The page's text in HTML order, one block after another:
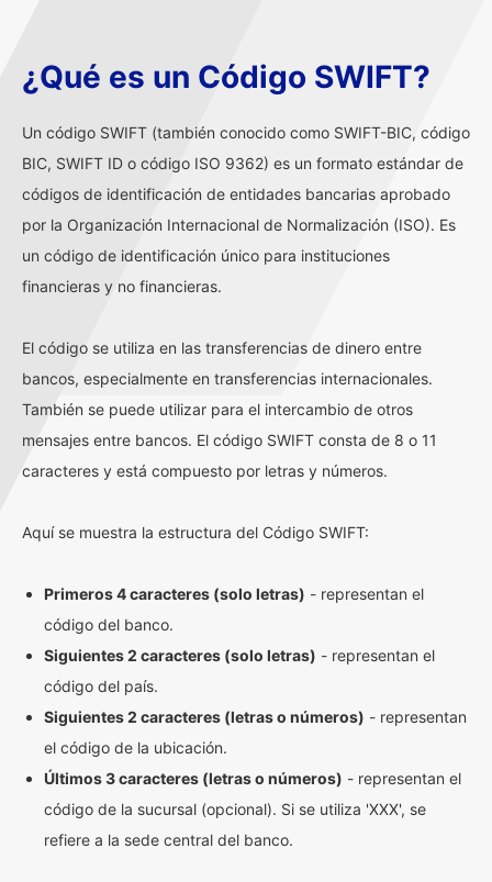
¿Qué es un Código SWIFT?
Un código SWIFT (también conocido como SWIFT-BIC, código
BIC, SWIFT ID o código ISO 9362) es un formato estándar de
códigos de identificación de entidades bancarias aprobado
por la Organización Internacional de Normalización (ISO). Es
un código de identificación único para instituciones
financieras y no financieras.
El código se utiliza en las transferencias de dinero entre
bancos, especialmente en transferencias internacionales.
También se puede utilizar para el intercambio de otros
mensajes entre bancos. El código SWIFT consta de 8 o 11
caracteres y está compuesto por letras y números.
Aquí se muestra la estructura del Código SWIFT:
Primeros 4 caracteres (solo letras) - representan el
código del banco.
Siguientes 2 caracteres (solo letras) - representan el
código del país.
Siguientes 2 caracteres (letras o números) - representan
el código de la ubicación.
Últimos 3 caracteres (letras o números) - representan el
código de la sucursal (opcional). Si se utiliza 'XXX', se
refiere a la sede central del banco.